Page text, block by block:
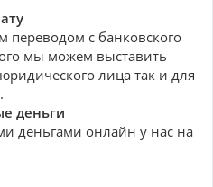
переводом с банковского
мы можем выставить
лица так и для
деньги
деньгами онлайн у нас на